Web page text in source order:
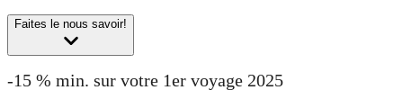
Faites le nous savoir!
-15 % min. sur votre 1er voyage 2025